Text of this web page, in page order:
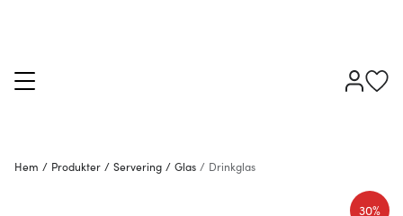
Hem / Produkter / Servering / Glas / Drinkglas
30%